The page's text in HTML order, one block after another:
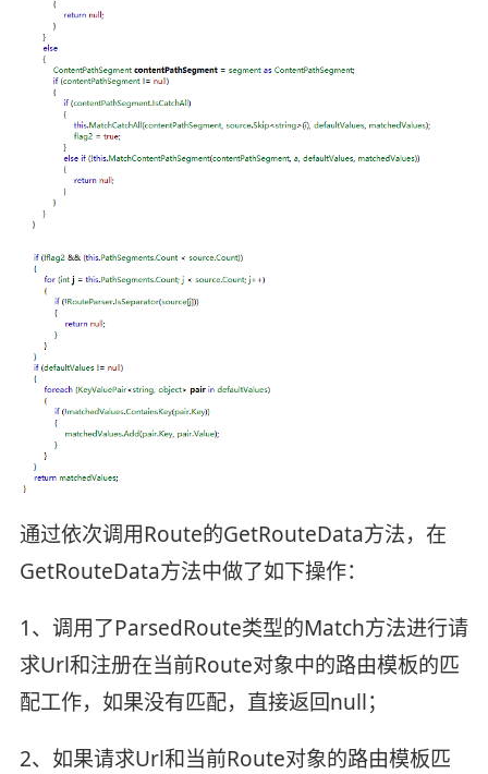
通过依次调用Route的GetRouteData方法，在
GetRouteData方法中做了如下操作：
1、调用了ParsedRoute类型的Match方法进行请
求Url和注册在当前Route对象中的路由模板的匹
配工作，如果没有匹配，直接返回null；
2、如果请求Url和当前Route对象的路由模板匹